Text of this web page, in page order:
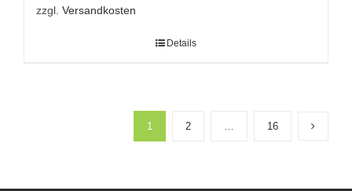
zzgl. Versandkosten
Details
1 2 16